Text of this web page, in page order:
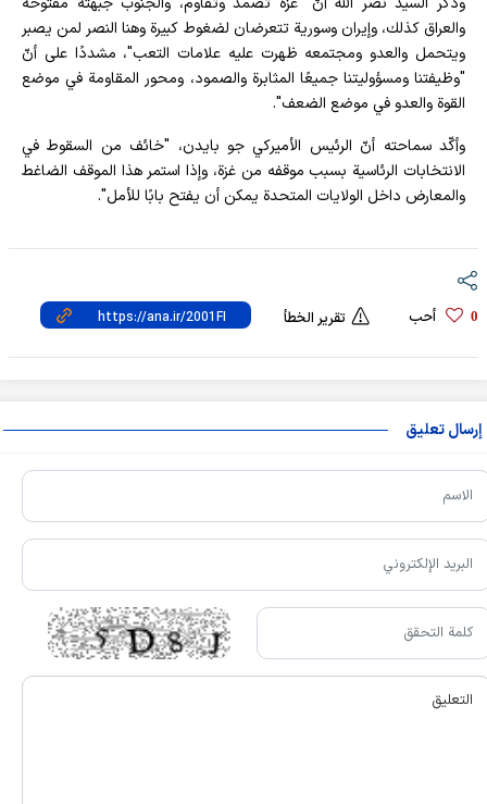
والعراق كذلك، وإيران وسورية تتعرضان لضغوط كبيرة وهنا النصر لمن يصبر
ويتحمل والعدو ومجتمعه ظهرت عليه علامات التعب"، مشددًا على أنّ
"وظيفتنا ومسؤوليتنا جميعًا المثابرة والصمود، ومحور المقاومة في موضع
القوة والعدو في موضع الضعف".
وأكّد سماحته أنّ الرئيس الأميركي جو بايدن، "خائف من السقوط في
الانتخابات الرئاسية بسبب موقفه من غزة، وإذا استمر هذا الموقف الضاغط
والمعارض داخل الولايات المتحدة يمكن أن يفتح بابًا للأمل".
0 أحب تقرير الخطأ
إرسال تعليق